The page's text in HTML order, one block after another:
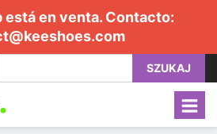
está en venta. Contacto:
SZUKAJ